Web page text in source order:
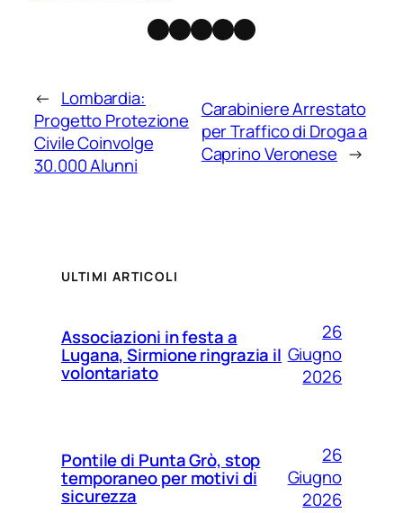
Facebook
Instagram
X Threads
Telegram
← Lombardia:
Progetto Protezione
Civile Coinvolge
30.000 Alunni
Carabiniere Arrestato
per Traffico di Droga a
Caprino Veronese →
ULTIMI ARTICOLI
Associazioni in festa a
Lugana, Sirmione ringrazia il
volontariato
26
Giugno
2026
Pontile di Punta Grò, stop
temporaneo per motivi di
sicurezza
26
Giugno
2026